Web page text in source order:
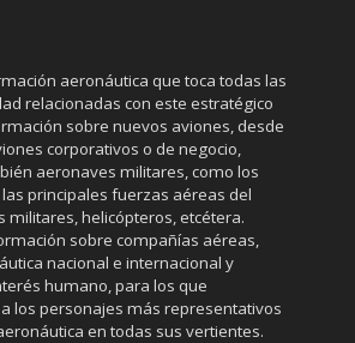
aeronáutica que toca todas las
relacionadas con este estratégico
sobre nuevos aviones, desde
corporativos o de negocio,
aeronaves militares, como los
principales fuerzas aéreas del
militares, helicópteros, etcétera.
sobre compañías aéreas,
nacional e internacional y
humano, para los que
los personajes más representativos
en todas sus vertientes.